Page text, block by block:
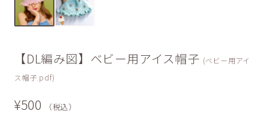
【DL編み図】ベビー用アイス帽子 (ベビー用アイ
ス帽子.pdf)
¥500 （税込）